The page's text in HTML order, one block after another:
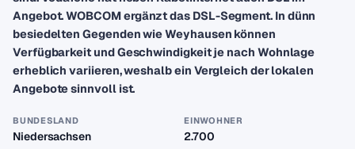
Angebot. WOBCOM ergänzt das DSL-Segment. In dünn
besiedelten Gegenden wie Weyhausen können
Verfügbarkeit und Geschwindigkeit je nach Wohnlage
erheblich variieren, weshalb ein Vergleich der lokalen
Angebote sinnvoll ist.
BUNDESLAND
Niedersachsen
EINWOHNER
2.700